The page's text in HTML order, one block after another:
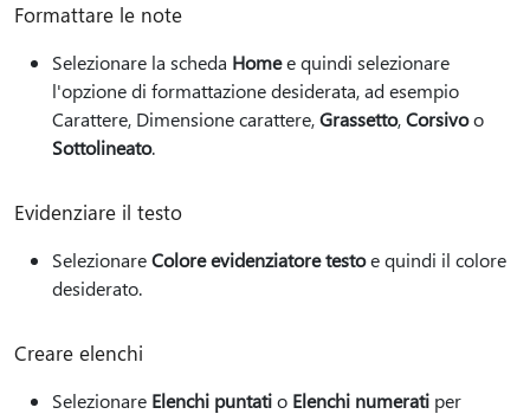
Formattare le note
Selezionare la scheda Homee quindi selezionare
l'opzione di formattazione desiderata, ad esempio
Carattere, Dimensione carattere,Grassetto,Corsivoo
Sottolineato.
Evidenziare il testo
SelezionareColore evidenziatore testoe quindi il colore
desiderato.
Creare elenchi
Selezionare Elenchi puntatio Elenchi numerati per